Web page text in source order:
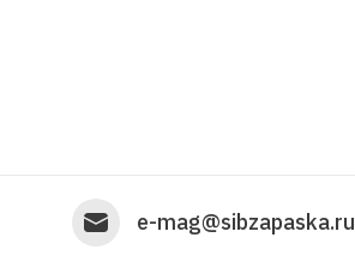
e-mag@sibzapaska.ru